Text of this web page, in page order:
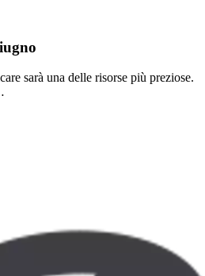
sarà una delle risorse più preziose.